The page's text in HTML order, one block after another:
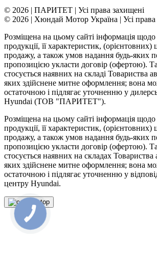
© 2026 | ПАРИТЕТ | Усі права захищені
© 2026 | Хюндай Мотор Україна | Усі права
Розміщена на цьому сайті інформація щодо
продукції, її характеристик, (орієнтовних)
продажу, а також умов надання будь-яких
пропозицією укласти договір (офертою).
стосується наявних на складі Товариства
яких здійснене митне оформлення; вона
остаточною і підлягає уточненню у
Hyundai (ТОВ "ПАРИТЕТ").
Розміщена на цьому сайті інформація щодо
продукції, її характеристик, (орієнтовних)
продажу, а також умов надання будь-яких
пропозицією укласти договір (офертою).
стосується наявних на складах Товариства
яких здійснене митне оформлення; вона
остаточною і підлягає уточненню у
центру Hyundai.